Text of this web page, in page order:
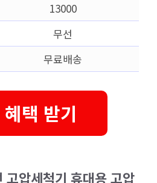
13000
무선
무료배송
택 받기
압세척기 휴대용 고압